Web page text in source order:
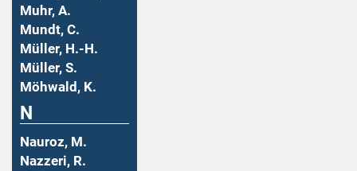
Muhr, A.
Mundt, C.
Müller, H.-H.
Müller, S.
Möhwald, K.
N
Nauroz, M.
Nazzeri, R.